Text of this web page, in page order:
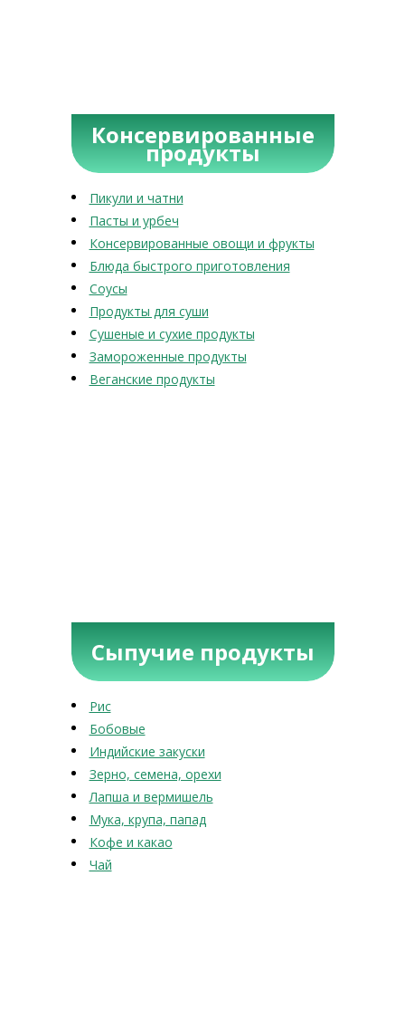
Консервированные
продукты
Пикули и чатни
Пасты и урбеч
Консервированные овощи и фрукты
Блюда быстрого приготовления
Соусы
Продукты для суши
Сушеные и сухие продукты
Замороженные продукты
Веганские продукты
Сыпучие продукты
Рис
Бобовые
Индийские закуски
Зерно, семена, орехи
Лапша и вермишель
Мука, крупа, папад
Кофе и какао
Чай